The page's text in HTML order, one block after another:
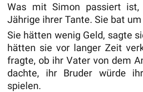
Was mit Simon passiert
Jährige ihrer Tante. Sie bat
Sie hätten wenig Geld, sagte
hätten sie vor langer Zeit
fragte, ob ihr Vater von dem
dachte, ihr Bruder würde
spielen.